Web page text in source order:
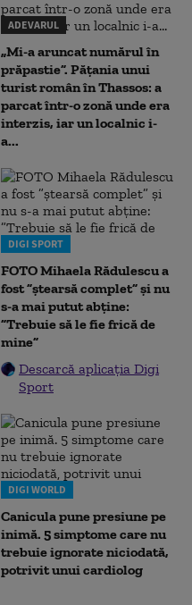
ADEVARUL
„Mi-a aruncat numărul în
prăpastie”. Pățania unui
turist român în Thassos: a
parcat într-o zonă unde era
interzis, iar un localnic i-
a...
DIGI SPORT
FOTO Mihaela Rădulescu a
fost ”ștearsă complet” și nu
s-a mai putut abține:
”Trebuie să le fie frică de
mine”
Descarcă aplicația Digi
Sport
DIGI WORLD
Canicula pune presiune pe
inimă. 5 simptome care nu
trebuie ignorate niciodată,
potrivit unui cardiolog